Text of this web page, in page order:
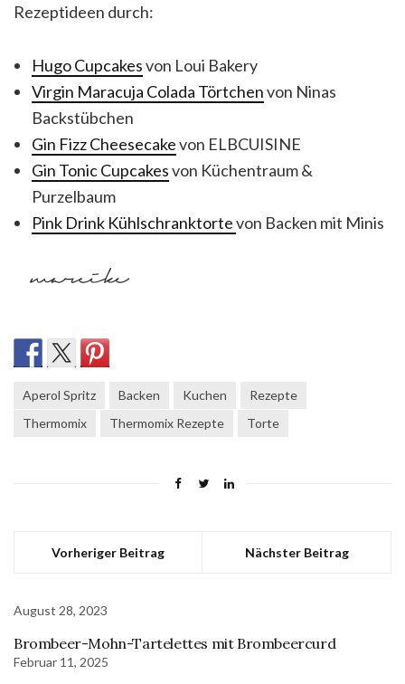
Rezeptideen durch:
Hugo Cupcakesvon Loui Bakery
Virgin Maracuja Colada Törtchenvon Ninas
Backstübchen
Gin Fizz Cheesecakevon ELBCUISINE
Gin Tonic Cupcakesvon Küchentraum &
Purzelbaum
Pink Drink Kühlschranktortevon Backen mit Minis
Aperol Spritz Backen Kuchen
Rezepte
Thermomix
Thermomix Rezepte Torte
Vorheriger Beitrag Nächster Beitrag
August 28, 2023
Brombeer-Mohn-Tartelettes mit Brombeercurd
Februar 11, 2025